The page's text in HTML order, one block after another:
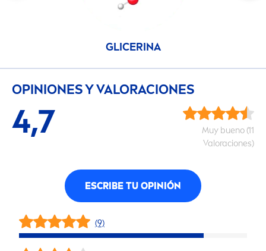
GLICERINA
OPINIONES Y VALORACIONES
4,7
Muy bueno (11
Valoraciones)
ESCRIBE TU OPINIÓN
(9)